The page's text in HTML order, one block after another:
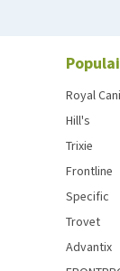
Royal
Hill's
Trixie
Frontline
Specific
Trovet
Advantix